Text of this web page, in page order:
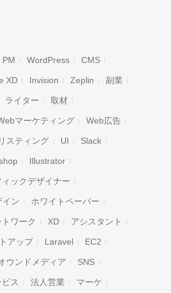
PM WordPress CMS
XD Invision Zeplin 副業
ライター 取材
マーケティング Web広告
リスティング UI Slack
Illustrator
ィックデザイナー
イン ホワイトペーパー
ワーク XD アシスタント
アップ Laravel EC2
ウンドメディア SNS
ス 法人営業 マーケ